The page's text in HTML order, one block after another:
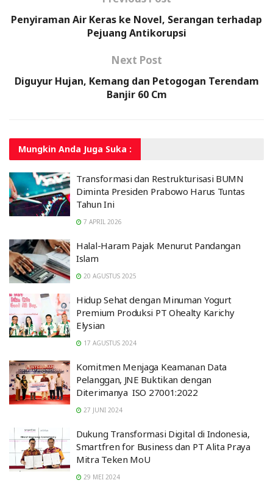
Penyiraman Air Keras ke Novel, Serangan terhadap
Pejuang Antikorupsi
Next Post
Diguyur Hujan, Kemang dan Petogogan Terendam
Banjir 60 Cm
Mungkin Anda Juga Suka :
Transformasi dan Restrukturisasi BUMN
Diminta Presiden Prabowo Harus Tuntas
Tahun Ini
7 APRIL 2026
Halal-Haram Pajak Menurut Pandangan
Islam
20 AGUSTUS 2025
Hidup Sehat dengan Minuman Yogurt
Premium Produksi PT Ohealty Karichy
Elysian
17 AGUSTUS 2024
Komitmen Menjaga Keamanan Data
Pelanggan, JNE Buktikan dengan
Diterimanya ISO 27001:2022
27 JUNI 2024
Dukung Transformasi Digital di Indonesia,
Smartfren for Business dan PT Alita Praya
Mitra Teken MoU
29 MEI 2024